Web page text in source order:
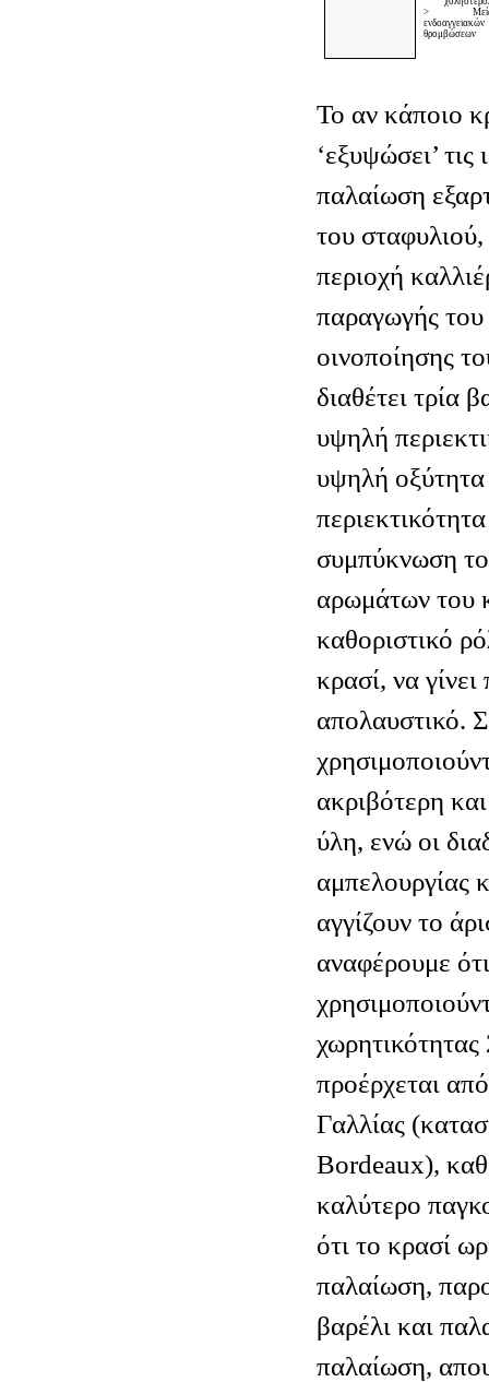
>
ενδοαγγειακών
θρομβώσεων
Το αν κάποιο
‘εξυψώσει’ τις
παλαίωση
του
περιοχή
παραγωγής του
οινοποίησης
διαθέτει τρία
υψηλή
υψηλή
συμπύκνωση
αρωμάτων του
καθοριστικό
κρασί, να γίνει
απολαυστικό.
ακριβότερη
ύλη, ενώ οι
αμπελουργίας
αγγίζουν το
αναφέρουμε
προέρχεται
Γαλλίας
Bordeaux),
καλύτερο
ότι το κρασί
παλαίωση,
βαρέλι και
παλαίωση,